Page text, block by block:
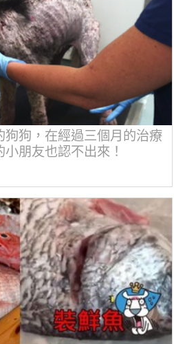
狗狗，在經過三個月的治療
朋友也認不出來！